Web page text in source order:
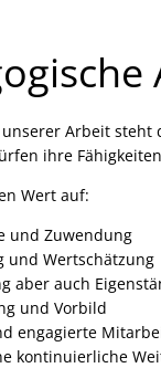
Arbeit steht
ihre
Wert auf:
und Zuwendung
und Wertschätzung
aber auch
und Vorbild
engagierte
kontinuierliche